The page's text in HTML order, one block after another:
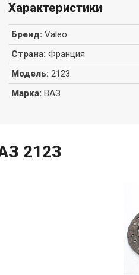
Характеристики
Бренд: Valeo
Страна: Франция
Модель: 2123
Марка: ВАЗ
2123